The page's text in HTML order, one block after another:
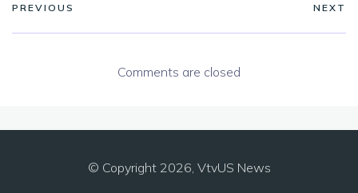
PREVIOUS NEXT
Comments are closed
© Copyright 2026, VtvUS News